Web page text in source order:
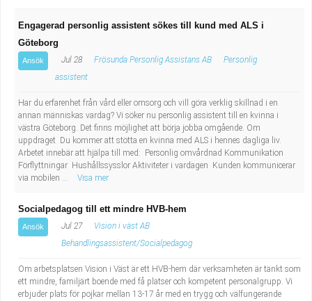
Engagerad personlig assistent sökes till kund med ALS i
Göteborg
Ansök Jul 28 Frösunda Personlig Assistans AB
Personlig
assistent
Har du erfarenhet från vård eller omsorg och vill göra verklig skillnad i en
annan människas vardag? Vi söker nu personlig assistent till en kvinna i
västra Göteborg. Det finns möjlighet att börja jobba omgående. Om
uppdraget Du kommer att stötta en kvinna med ALS i hennes dagliga liv.
Arbetet innebär att hjälpa till med: Personlig omvårdnad Kommunikation
Förflyttningar Hushållssysslor Aktiviteter i vardagen Kunden kommunicerar
via mobilen ...
Visa mer
Socialpedagog till ett mindre HVB-hem
Ansök Jul 27
Vision i väst AB
Behandlingsassistent/Socialpedagog
Om arbetsplatsen Vision i Väst är ett HVB-hem där verksamheten är tänkt som
ett mindre, familjärt boende med få platser och kompetent personalgrupp. Vi
erbjuder plats för pojkar mellan 13-17 år med en trygg och välfungerande